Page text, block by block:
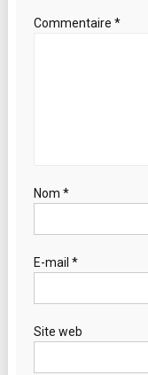
Commentaire *
Nom *
E-mail *
Site web